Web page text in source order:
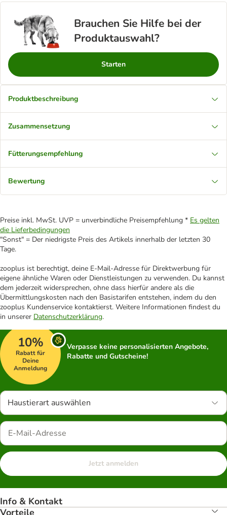
Brauchen Sie Hilfe bei der
Produktauswahl?
Starten
Produktbeschreibung
Zusammensetzung
Fütterungsempfehlung
Bewertung
Preise inkl. MwSt. UVP = unverbindliche Preisempfehlung * Es gelten
die Lieferbedingungen
"Sonst" = Der niedrigste Preis des Artikels innerhalb der letzten 30
Tage.
zooplus ist berechtigt, deine E-Mail-Adresse für Direktwerbung für
eigene ähnliche Waren oder Dienstleistungen zu verwenden. Du kannst
dem jederzeit widersprechen, ohne dass hierfür andere als die
Übermittlungskosten nach den Basistarifen entstehen, indem du den
zooplus Kundenservice kontaktierst. Weitere Informationen findest du
in unserer Datenschutzerklärung.
10%
Rabatt für
Deine
Anmeldung
Verpasse keine personalisierten Angebote,
Rabatte und Gutscheine!
Haustierart auswählen
Jetzt anmelden
Info & Kontakt
Vorteile